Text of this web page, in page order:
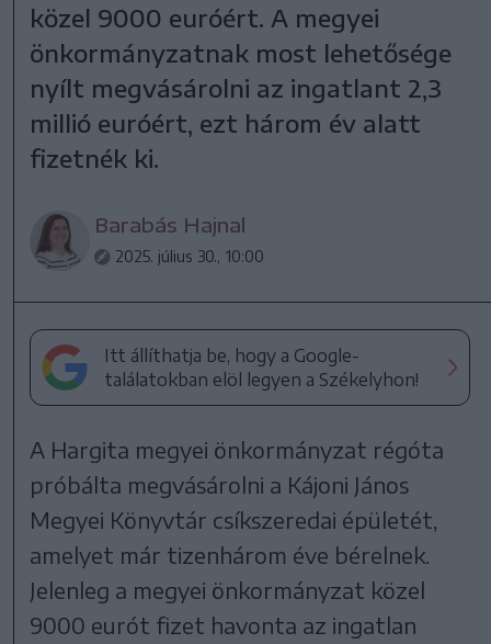
közel 9000 euróért. A megyei
önkormányzatnak most lehetősége
nyílt megvásárolni az ingatlant 2,3
millió euróért, ezt három év alatt
fizetnék ki.
Barabás Hajnal
2025. július 30., 10:00
Itt állíthatja be, hogy a Google-
találatokban elöl legyen a Székelyhon!
A Hargita megyei önkormányzat régóta
próbálta megvásárolni a Kájoni János
Megyei Könyvtár csíkszeredai épületét,
amelyet már tizenhárom éve bérelnek.
Jelenleg a megyei önkormányzat közel
9000 eurót fizet havonta az ingatlan